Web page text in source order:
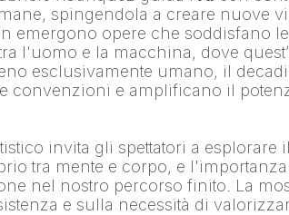
spingendola a creare nuove
emergono opere che soddisfano le
l'uomo e la macchina, dove
esclusivamente umano, il
convenzioni e amplificano il
invita gli spettatori a esplorare
tra mente e corpo, e
nel nostro percorso finito. La
e sulla necessità di